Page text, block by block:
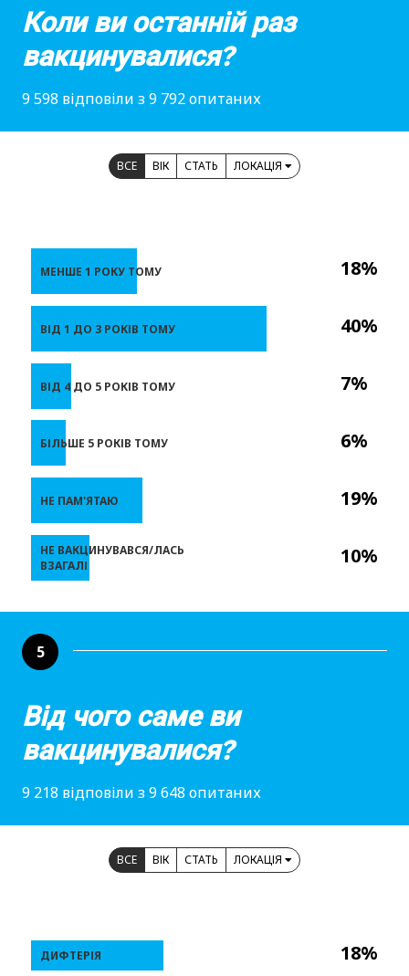
Коли ви останній раз
вакцинувалися?
9 598 відповіли з 9 792 опитаних
ВСЕ ВІК СТАТЬ ЛОКАЦІЯ
18%
40%
7%
6%
19%
10%
МЕНШЕ 1 РОКУ ТОМУ
ВІД 1 ДО 3 РОКІВ ТОМУ
ВІД 4 ДО 5 РОКІВ ТОМУ
БІЛЬШЕ 5 РОКІВ ТОМУ
НЕ ПАМ'ЯТАЮ
НЕ ВАКЦИНУВАВСЯ/ЛАСЬ
ВЗАГАЛІ
5
Від чого саме ви
вакцинувалися?
9 218 відповіли з 9 648 опитаних
ВСЕ ВІК СТАТЬ ЛОКАЦІЯ
18%
ДИФТЕРІЯ